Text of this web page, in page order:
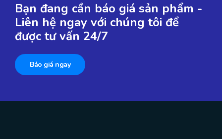
Bạn đang cần báo giá sản phẩm -
Liên hệ ngay với chúng tôi để
được tư vấn 24/7
Báo giá ngay